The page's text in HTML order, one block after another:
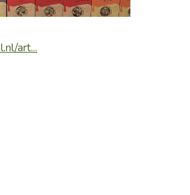
art...